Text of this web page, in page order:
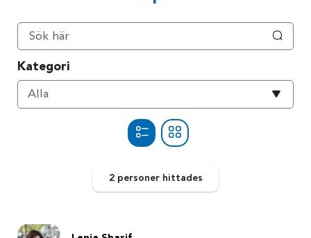
Kategori
Välj
Alla
2 personerhittades